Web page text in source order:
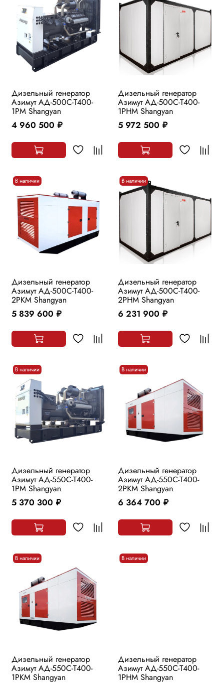
Дизельный генератор
Азимут АД-500С-Т400-
1РМ Shangyan
4 960 500 руб.
Дизельный генератор
Азимут АД-500С-Т400-
1РHМ Shangyan
5 972 500 руб.
В наличии
Дизельный генератор
Азимут АД-500С-Т400-
2РKМ Shangyan
5 839 600 руб.
В наличии
Дизельный генератор
Азимут АД-500С-Т400-
2РHМ Shangyan
6 231 900 руб.
В наличии
Дизельный генератор
Азимут АД-550С-Т400-
1РМ Shangyan
5 370 300 руб.
В наличии
Дизельный генератор
Азимут АД-550С-Т400-
2РKМ Shangyan
6 364 700 руб.
В наличии
Дизельный генератор
Азимут АД-550С-Т400-
1РKМ Shangyan
В наличии
Дизельный генератор
Азимут АД-550С-Т400-
1РHМ Shangyan